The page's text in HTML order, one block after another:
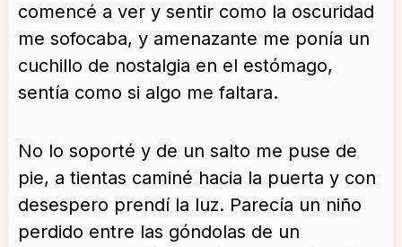
comencé a ver y sentir como la oscuridad
me sofocaba, y amenazante me ponía un
cuchillo de nostalgia en el estómago,
sentía como si algo me faltara.
No lo soporté y de un salto me puse de
pie, a tientas caminé hacia la puerta y con
desespero prendí la luz. Parecía un niño
perdido entre las góndolas de un